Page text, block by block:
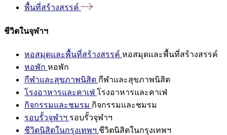
พื้นที่สร้างสรรค์
ชีวิตในจุฬาฯ
หอสมุดและพื้นที่สร้างสรรค์ หอสมุดและพื้นที่สร้างสรรค์
หอพัก หอพัก
กีฬาและสุขภาพนิสิต กีฬาและสุขภาพนิสิต
โรงอาหารและคาเฟ่ โรงอาหารและคาเฟ่
กิจกรรมและชมรม กิจกรรมและชมรม
รอบรั้วจุฬาฯ รอบรั้วจุฬาฯ
ชีวิตนิสิตในกรุงเทพฯ ชีวิตนิสิตในกรุงเทพฯ